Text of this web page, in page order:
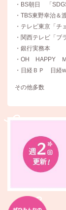
・BS朝日 「
・TBS東野幸治＆
・テレビ東京「チ
・関西テレビ「ブ
・銀行実務本
・OH HAPPY
・日経ＢＰ 日経
その他多数